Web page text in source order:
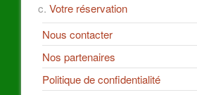
Votre réservation
Nous contacter
Nos partenaires
Politique de confidentialité